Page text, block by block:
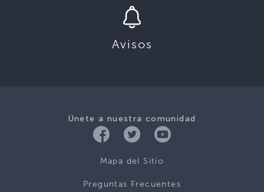
Avisos
Únete a nuestra comunidad
Mapa del Sitio
Preguntas Frecuentes